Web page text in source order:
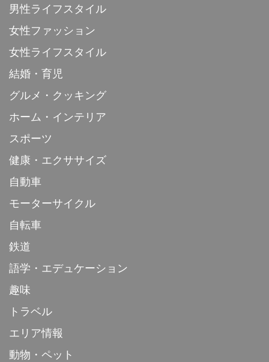
男性ライフスタイル
女性ファッション
女性ライフスタイル
結婚・育児
グルメ・クッキング
ホーム・インテリア
スポーツ
健康・エクササイズ
自動車
モーターサイクル
自転車
鉄道
語学・エデュケーション
趣味
トラベル
エリア情報
動物・ペット